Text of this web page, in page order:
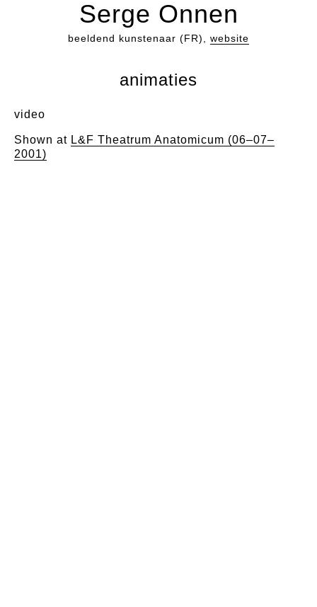
Serge Onnen
beeldend kunstenaar (FR), website
animaties
video
Shown at L&F Theatrum Anatomicum (06–07–
2001)